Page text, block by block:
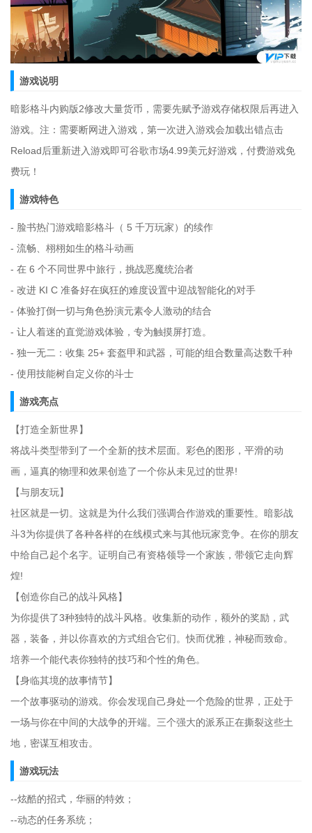
游戏说明
暗影格斗内购版2修改大量货币，需要先赋予游戏存储权限后再进入
游戏。注：需要断网进入游戏，第一次进入游戏会加载出错点击
Reload后重新进入游戏即可谷歌市场4.99美元好游戏，付费游戏免
费玩！
游戏特色
- 脸书热门游戏暗影格斗（ 5 千万玩家）的续作
- 流畅、栩栩如生的格斗动画
- 在 6 个不同世界中旅行，挑战恶魔统治者
- 改进 KI C 准备好在疯狂的难度设置中迎战智能化的对手
- 体验打倒一切与角色扮演元素令人激动的结合
- 让人着迷的直觉游戏体验，专为触摸屏打造。
- 独一无二：收集 25+ 套盔甲和武器，可能的组合数量高达数千种
- 使用技能树自定义你的斗士
游戏亮点
【打造全新世界】
将战斗类型带到了一个全新的技术层面。彩色的图形，平滑的动
画，逼真的物理和效果创造了一个你从未见过的世界!
【与朋友玩】
社区就是一切。这就是为什么我们强调合作游戏的重要性。暗影战
斗3为你提供了各种各样的在线模式来与其他玩家竞争。在你的朋友
中给自己起个名字。证明自己有资格领导一个家族，带领它走向辉
煌!
【创造你自己的战斗风格】
为你提供了3种独特的战斗风格。收集新的动作，额外的奖励，武
器，装备，并以你喜欢的方式组合它们。快而优雅，神秘而致命。
培养一个能代表你独特的技巧和个性的角色。
【身临其境的故事情节】
一个故事驱动的游戏。你会发现自己身处一个危险的世界，正处于
一场与你在中间的大战争的开端。三个强大的派系正在撕裂这些土
地，密谋互相攻击。
游戏玩法
--炫酷的招式，华丽的特效；
--动态的任务系统；